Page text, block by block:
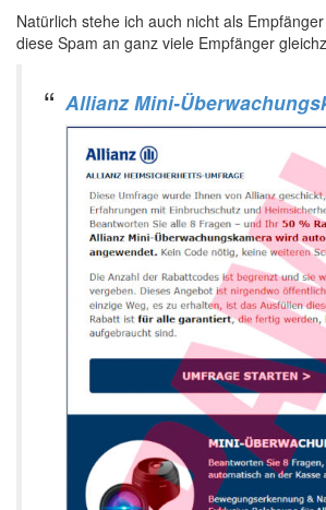
Natürlich stehe ich auch nicht als
diese Spam an ganz viele Empfänger
Allianz Mini-